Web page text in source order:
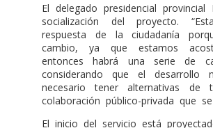
El delegado presidencial
socialización del proyecto.
respuesta de la ciudadanía
cambio, ya que estamos
entonces habrá una serie de
considerando que el
necesario tener alternativas
colaboración público-privada que
El inicio del servicio está